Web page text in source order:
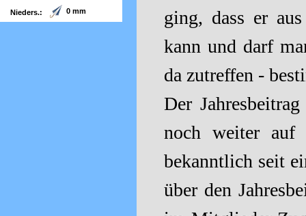
Nieders.: 0 mm
ging, dass er
kann und darf
da zutreffen -
Der
noch weiter auf
bekanntlich seit
über den